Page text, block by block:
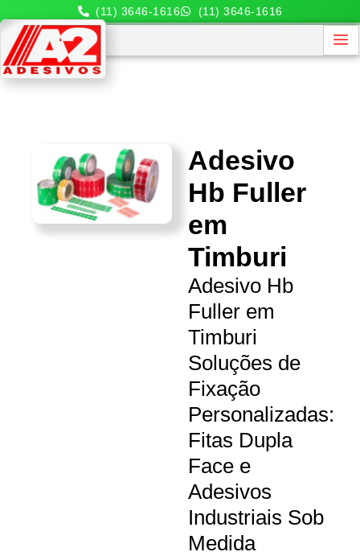
(11) 3646-1616 (11) 3646-1616
Adesivo
Hb Fuller
em
Timburi
Adesivo Hb
Fuller em
Timburi
Soluções de
Fixação
Personalizadas:
Fitas Dupla
Face e
Adesivos
Industriais Sob
Medida